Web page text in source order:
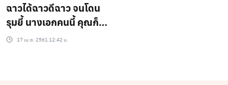
ฉาวได้ฉาวดีฉาว จนโดน
รุมยี้ นางเอกคนนี้ คุณก็
รู้จัก!!?
17 เม.ย. 2561 12:42 น.